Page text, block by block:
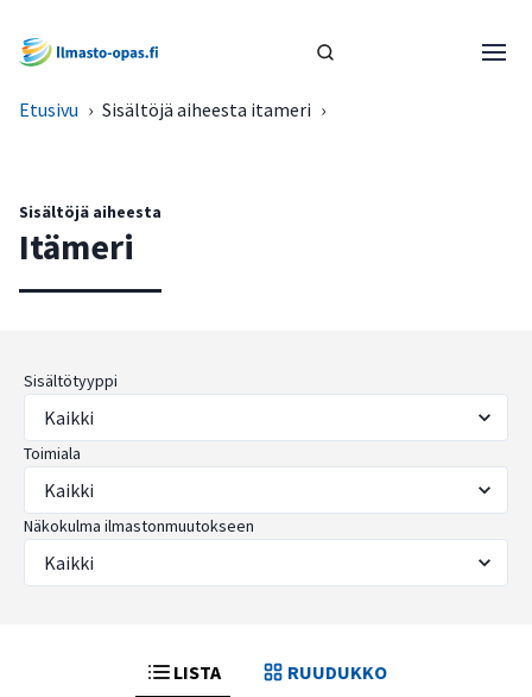
Etusivu › Sisältöjä aiheesta itameri ›
Sisältöjä aiheesta
Itämeri
Sisältötyyppi
Toimiala
Näkokulma ilmastonmuutokseen
LISTA RUUDUKKO